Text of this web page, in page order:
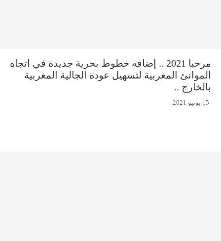
مرحبا 2021 .. إضافة خطوط بحرية جديدة في اتجاه
الموانئ المغربية لتسهيل عودة الجالية المغربية
بالخارج ..
15 يونيو 2021